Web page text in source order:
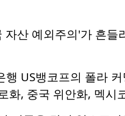
산 예외주의'가 흔
US뱅코프의 폴라
화, 중국 위안화, 멕시